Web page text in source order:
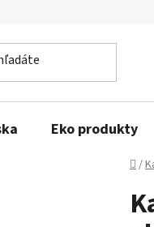
Eko produkty
/